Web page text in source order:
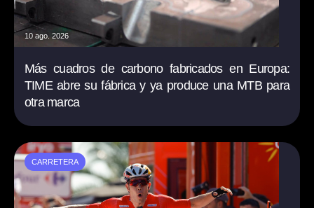
10 ago. 2026
Más cuadros de carbono fabricados en Europa:
TIME abre su fábrica y ya produce una MTB para
otra marca
CARRETERA